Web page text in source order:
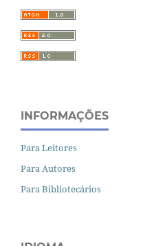
INFORMAÇÕES
Para Leitores
Para Autores
Para Bibliotecários